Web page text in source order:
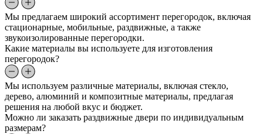
Мы предлагаем широкий ассортимент перегородок, включая
стационарные, мобильные, раздвижные, а также
звукоизолированные перегородки.
Какие материалы вы используете для изготовления
перегородок?
Мы используем различные материалы, включая стекло,
дерево, алюминий и композитные материалы, предлагая
решения на любой вкус и бюджет.
Можно ли заказать раздвижные двери по индивидуальным
размерам?